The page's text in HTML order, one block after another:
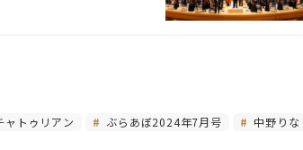
ャトゥリアン ぶらあぼ2024年7月号
中野りな